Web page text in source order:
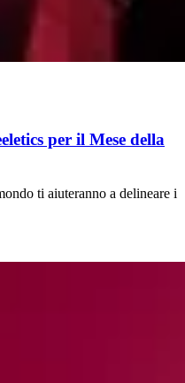
per il Mese della
ti aiuteranno a delineare i